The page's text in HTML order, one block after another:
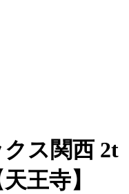
ス関西 2t
王寺】